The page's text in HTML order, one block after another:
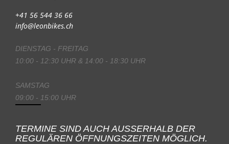
+41 56 544 36 66
info@leonbikes.ch
DIENSTAG - FREITAG
10:00 - 12:30 UHR & 14:00 - 18:30 UHR
SAMSTAG
09:00 - 15:00 UHR
TERMINE SIND AUCH AUSSERHALB DER
REGULÄREN ÖFFNUNGSZEITEN MÖGLICH.